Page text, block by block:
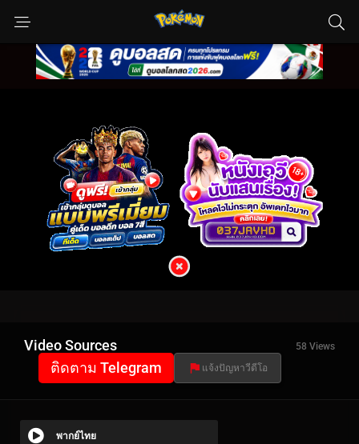
Video Sources 58 Views
ติดตาม Telegram แจ้งปัญหาวีดีโอ
พากย์ไทย